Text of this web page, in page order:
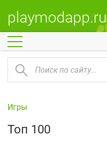
playmodapp.ru
Игры
Топ 100